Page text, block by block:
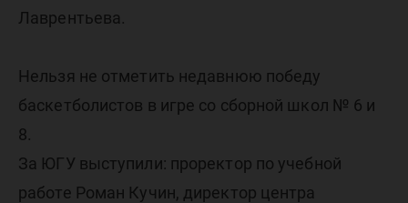
Лаврентьева.
Нельзя не отметить недавнюю победу
баскетболистов в игре со сборной школ № 6 и
8.
За ЮГУ выступили: проректор по учебной
работе Роман Кучин, директор центра